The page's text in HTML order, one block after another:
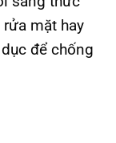
mặt hay
để chống